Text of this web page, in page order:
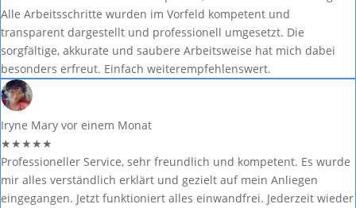
Alle Arbeitsschritte wurden im Vorfeld kompetent und
transparent dargestellt und professionell umgesetzt. Die
sorgfältige, akkurate und saubere Arbeitsweise hat mich dabei
besonders erfreut. Einfach weiterempfehlenswert.
Iryne Mary vor einem Monat
★★★★★
Professioneller Service, sehr freundlich und kompetent. Es wurde
mir alles verständlich erklärt und gezielt auf mein Anliegen
eingegangen. Jetzt funktioniert alles einwandfrei. Jederzeit wieder